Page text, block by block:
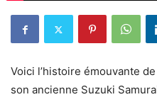
Voici l’histoire émouvante
son ancienne Suzuki